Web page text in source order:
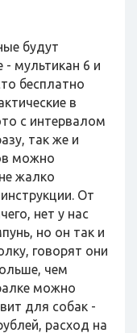
будут
- мультикан 6 и
бесплатно
в
с интервалом
так же и
можно
жалко
От
нет у нас
но он так и
говорят они
чем
можно
для собак -
расход на